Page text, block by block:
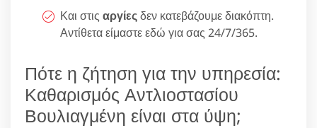
Και στις αργίεςδεν κατεβάζουμε διακόπτη.
Αντίθετα είμαστε εδώ για σας 24/7/365.
Πότε η ζήτηση για την υπηρεσία:
Καθαρισμός Αντλιοστασίου
Βουλιαγμένη είναι στα ύψη;